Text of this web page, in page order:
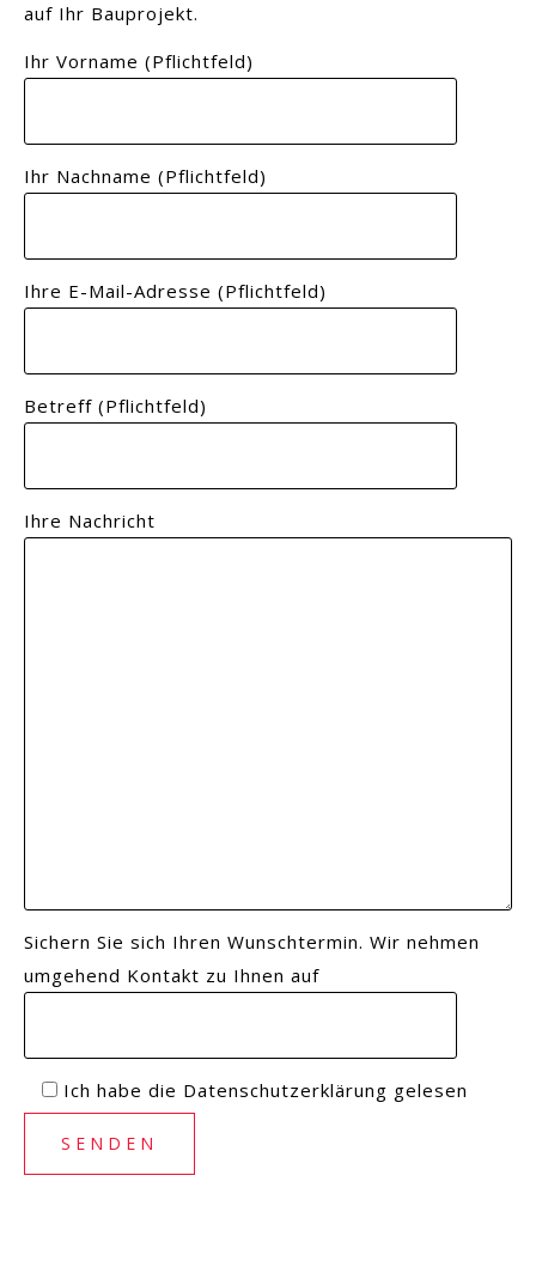
auf Ihr Bauprojekt.
Ihr Vorname (Pflichtfeld)
Ihr Nachname (Pflichtfeld)
Ihre E-Mail-Adresse (Pflichtfeld)
Betreff (Pflichtfeld)
Ihre Nachricht
Sichern Sie sich Ihren Wunschtermin. Wir nehmen
umgehend Kontakt zu Ihnen auf
Ich habe die Datenschutzerklärung gelesen